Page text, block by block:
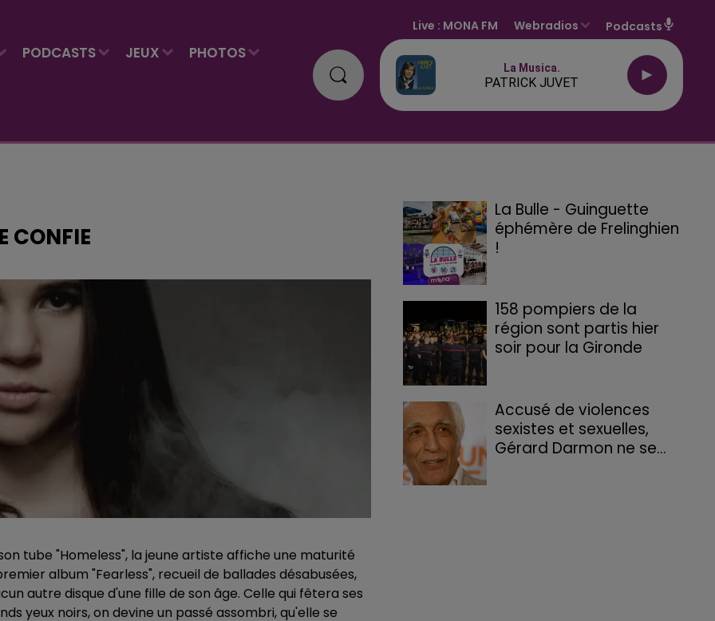
PODCASTS JEUX PHOTOS
Live : MONA FM Webradios Podcasts
La Musica.
PATRICK JUVET
CONFIE
tube "Homeless", la jeune artiste affiche une maturité
album "Fearless", recueil de ballades désabusées,
autre disque d'une fille de son âge. Celle qui fêtera ses
yeux noirs, on devine un passé assombri, qu'elle se
La Bulle - Guinguette
éphémère de Frelinghien
!
158 pompiers de la
région sont partis hier
soir pour la Gironde
Accusé de violences
sexistes et sexuelles,
Gérard Darmon ne se...